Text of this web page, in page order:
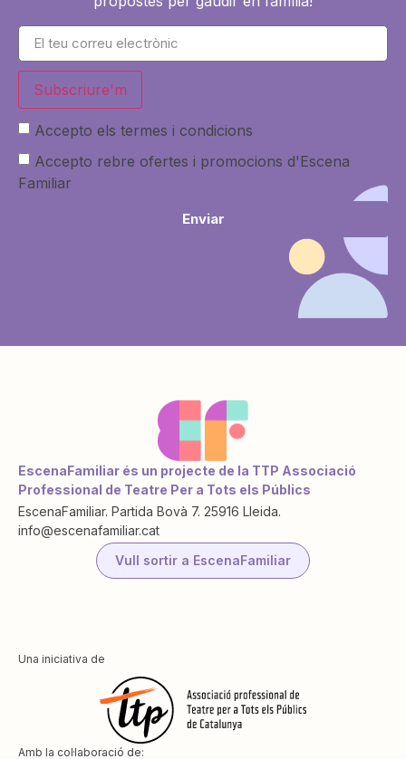
Subscriure'm
Accepto els termes i condicions
Accepto rebre ofertes i promocions d'Escena
Familiar
Enviar
EscenaFamiliar és un projecte de la TTP Associació
Professional de Teatre Per a Tots els Públics
EscenaFamiliar. Partida Bovà 7. 25916 Lleida.
info@escenafamiliar.cat
Vull sortir a EscenaFamiliar
Una iniciativa de
Amb la col·laboració de: